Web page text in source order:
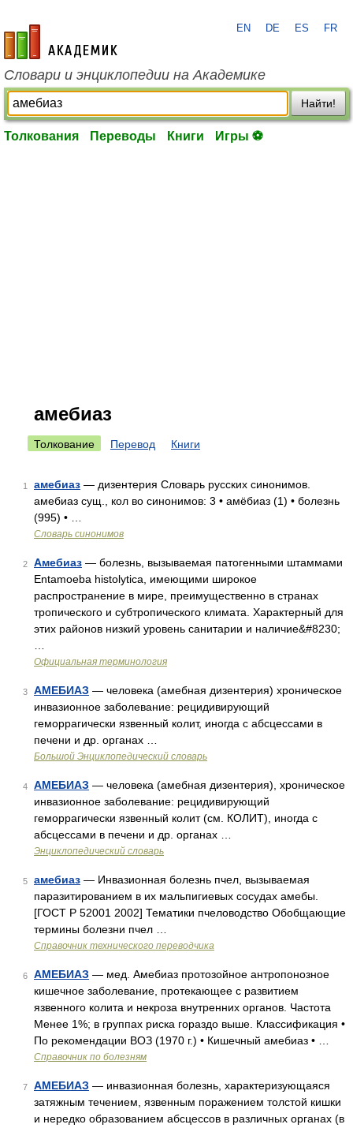
academic.ru
EN DE ES FR
Словари и энциклопедии на Академике
Найти!
Толкования Переводы Книги Игры ⚽
амебиаз
Толкование Перевод Книги
1 амебиаз — дизентерия Словарь русских синонимов.
амебиаз сущ., кол во синонимов: 3 • амёбиаз (1) • болезнь
(995) • …
Словарь синонимов
2 Амебиаз — болезнь, вызываемая патогенными штаммами
Entamoeba histolytica, имеющими широкое
распространение в мире, преимущественно в странах
тропического и субтропического климата. Характерный для
этих районов низкий уровень санитарии и наличие&#8230;
Официальная терминология
3 АМЕБИАЗ — человека (амебная дизентерия) хроническое
инвазионное заболевание: рецидивирующий
геморрагически язвенный колит, иногда с абсцессами в
печени и др. органах …
Большой Энциклопедический словарь
4 АМЕБИАЗ — человека (амебная дизентерия), хроническое
инвазионное заболевание: рецидивирующий
геморрагически язвенный колит (см. КОЛИТ), иногда с
абсцессами в печени и др. органах …
Энциклопедический словарь
5 амебиаз — Инвазионная болезнь пчел, вызываемая
паразитированием в их мальпигиевых сосудах амебы.
[ГОСТ Р 52001 2002] Тематики пчеловодство Обобщающие
термины болезни пчел …
Справочник технического переводчика
6 АМЕБИАЗ — мед. Амебиаз протозойное антропонозное
кишечное заболевание, протекающее с развитием
язвенного колита и некроза внутренних органов. Частота
Менее 1%; в группах риска гораздо выше. Классификация •
По рекомендации ВОЗ (1970 г.) • Кишечный амебиаз • …
Справочник по болезням
7 АМЕБИАЗ — инвазионная болезнь, характеризующаяся
затяжным течением, язвенным поражением толстой кишки
и нередко образованием абсцессов в различных органах (в